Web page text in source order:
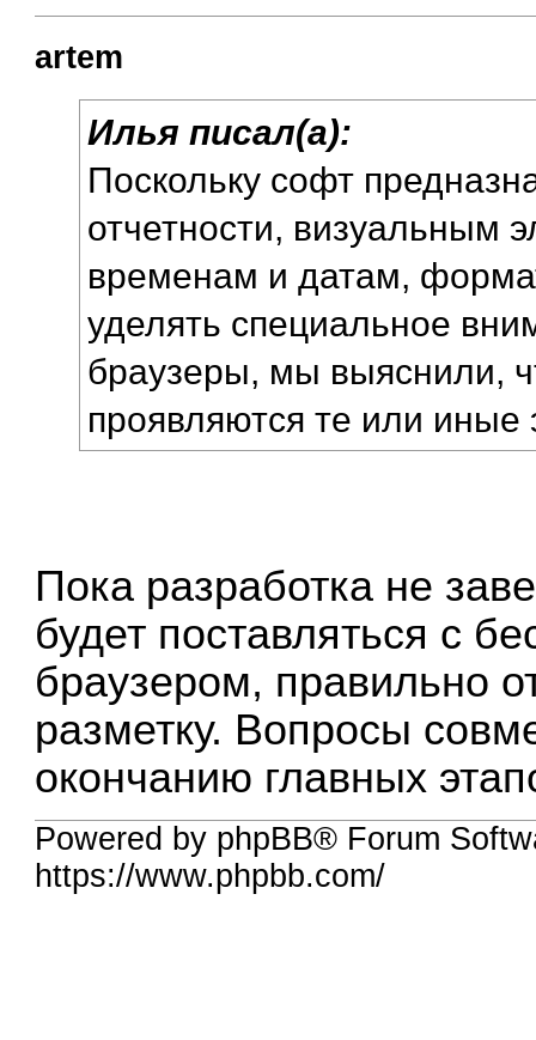
artem
Илья писал(а):
Поскольку софт
отчетности, визуальным
временам и датам,
уделять специальное
браузеры, мы выяснили,
проявляются те или
Пока разработка не
будет поставляться с
браузером, правильно
разметку. Вопросы
окончанию главных
Powered by phpBB® Forum
https://www.phpbb.com/